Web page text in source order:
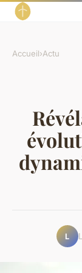
Accueil›Actu
L